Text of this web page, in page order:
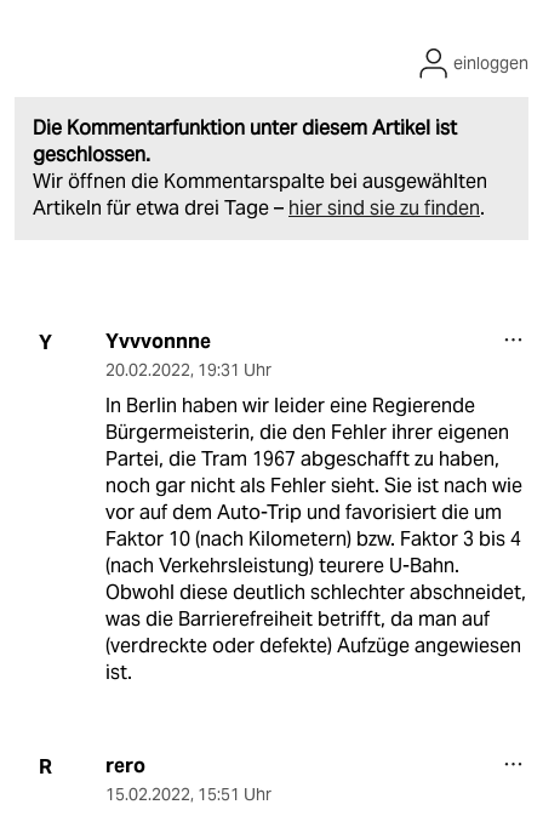
Die Kommentarfunktion unter diesem Artikel ist
geschlossen.
Wir öffnen die Kommentarspalte bei ausgewählten
Artikeln für etwa drei Tage – hier sind sie zu finden.
einloggen
Y Yvvvonnne
20.02.2022, 19:31 Uhr
In Berlin haben wir leider eine Regierende
Bürgermeisterin, die den Fehler ihrer eigenen
Partei, die Tram 1967 abgeschafft zu haben,
noch gar nicht als Fehler sieht. Sie ist nach wie
vor auf dem Auto-Trip und favorisiert die um
Faktor 10 (nach Kilometern) bzw. Faktor 3 bis 4
(nach Verkehrsleistung) teurere U-Bahn.
Obwohl diese deutlich schlechter abschneidet,
was die Barrierefreiheit betrifft, da man auf
(verdreckte oder defekte) Aufzüge angewiesen
ist.
R rero
15.02.2022, 15:51 Uhr